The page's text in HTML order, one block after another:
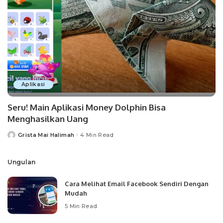
Aplikasi
Seru! Main Aplikasi Money Dolphin Bisa
Menghasilkan Uang
PostedGrista Mai Halimah 4 Min Read
Ungulan
Cara Melihat Email Facebook Sendiri Dengan
Mudah
5 Min Read